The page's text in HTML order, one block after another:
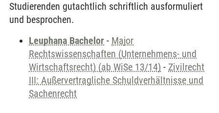
Studierenden gutachtlich schriftlich ausformuliert
und besprochen.
Leuphana Bachelor - Major
Rechtswissenschaften (Unternehmens- und
Wirtschaftsrecht) (ab WiSe 13/14) - Zivilrecht
III: Außervertragliche Schuldverhältnisse und
Sachenrecht